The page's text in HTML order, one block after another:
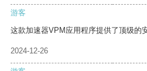
游客
这款加速器VPM应用程序提供了顶级的
2024-12-26